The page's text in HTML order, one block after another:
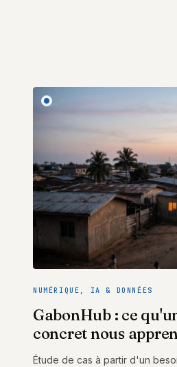
NUMÉRIQUE, IA & DONNÉES
GabonHub : ce
concret nous
Étude de cas à partir d'un